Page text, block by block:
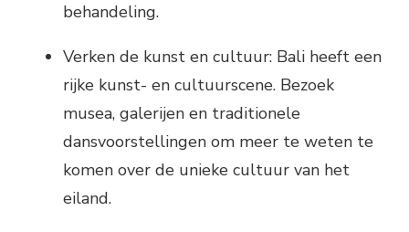
behandeling.
Verken de kunst en cultuur: Bali heeft een
rijke kunst- en cultuurscene. Bezoek
musea, galerijen en traditionele
dansvoorstellingen om meer te weten te
komen over de unieke cultuur van het
eiland.